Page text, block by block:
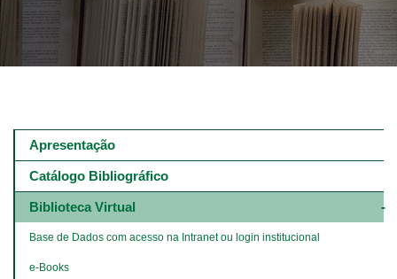
Main
navigation
níveis
Apresentação
Catálogo Bibliográfico
Biblioteca Virtual
Base de Dados com acesso na Intranet ou login institucional
e-Books